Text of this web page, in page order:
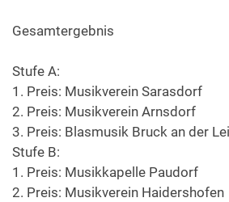
Gesamtergebnis
Stufe A:
1. Preis: Musikverein Sarasdorf
2. Preis: Musikverein Arnsdorf
3. Preis: Blasmusik Bruck an der
Stufe B:
1. Preis: Musikkapelle Paudorf
2. Preis: Musikverein Haidershofen